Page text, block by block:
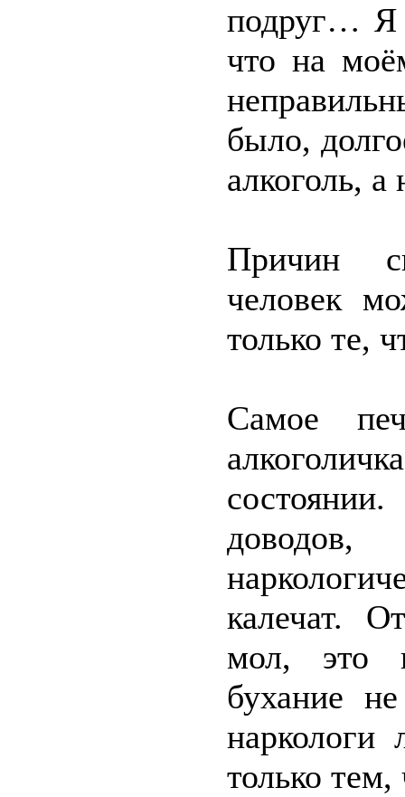
подруг… Я
что на
было,
алкоголь, а
Причин
человек
только те,
Самое
калечат.
мол, это
бухание
наркологи
только